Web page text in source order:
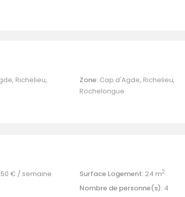
, Richelieu,
Zone: Cap d'Agde, Richelieu,
Rochelongue
€ / semaine Surface Logement: 24 m2
Nombre de personne(s): 4